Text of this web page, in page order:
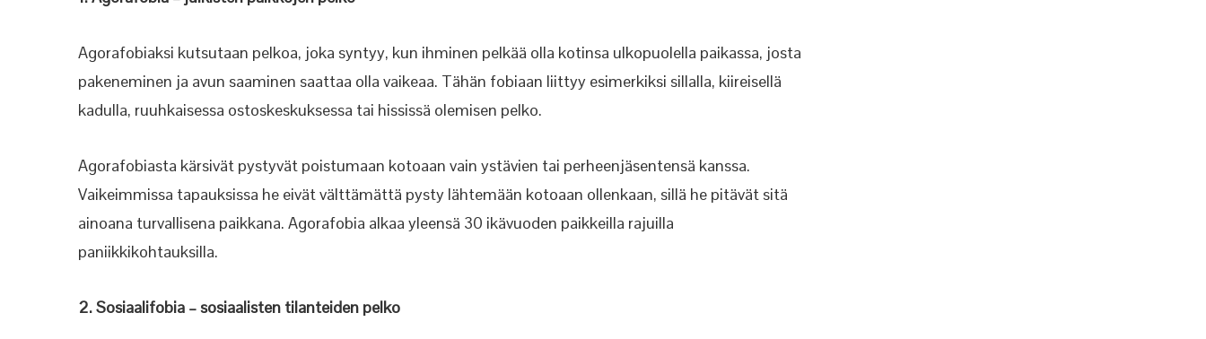
Agorafobiaksi kutsutaan pelkoa, joka syntyy, kun ihminen pelkää olla kotinsa ulkopuolella paikassa, josta
pakeneminen ja avun saaminen saattaa olla vaikeaa. Tähän fobiaan liittyy esimerkiksi sillalla, kiireisellä
kadulla, ruuhkaisessa ostoskeskuksessa tai hississä olemisen pelko.
Agorafobiasta kärsivät pystyvät poistumaan kotoaan vain ystävien tai perheenjäsentensä kanssa.
Vaikeimmissa tapauksissa he eivät välttämättä pysty lähtemään kotoaan ollenkaan, sillä he pitävät sitä
ainoana turvallisena paikkana. Agorafobia alkaa yleensä 30 ikävuoden paikkeilla rajuilla
paniikkikohtauksilla.
2. Sosiaalifobia – sosiaalisten tilanteiden pelko